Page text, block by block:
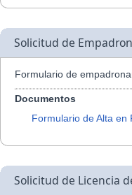
Solicitud de
Formulario de
Documentos
Formulario de Alta en
Solicitud de Licencia